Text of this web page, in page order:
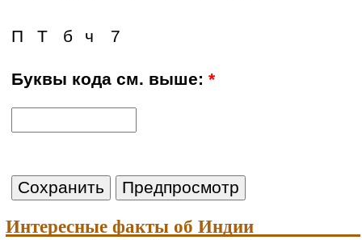
б ч 7
Т
П
Буквы кода см. выше:*
Интересные факты об Индии